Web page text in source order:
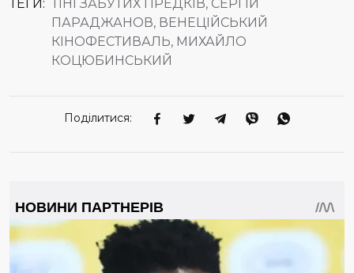
ТЕГИ:
ТІНІ ЗАБУТИХ ПРЕДКІВ, СЕРГІЙ
ПАРАДЖАНОВ, ВЕНЕЦІЙСЬКИЙ
КІНОФЕСТИВАЛЬ, МИХАЙЛО
КОЦЮБИНСЬКИЙ
Поділитися: